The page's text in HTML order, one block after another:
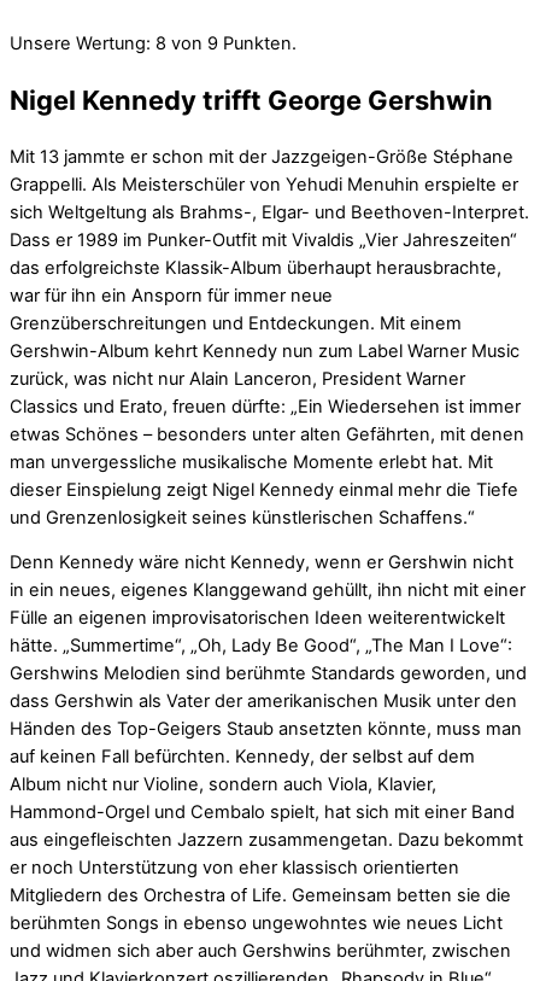
Unsere Wertung: 8 von 9 Punkten.
Nigel Kennedy trifft George Gershwin
Mit 13 jammte er schon mit der Jazzgeigen-Größe Stéphane
Grappelli. Als Meisterschüler von Yehudi Menuhin erspielte er
sich Weltgeltung als Brahms-, Elgar- und Beethoven-Interpret.
Dass er 1989 im Punker-Outfit mit Vivaldis „Vier Jahreszeiten“
das erfolgreichste Klassik-Album überhaupt herausbrachte,
war für ihn ein Ansporn für immer neue
Grenzüberschreitungen und Entdeckungen. Mit einem
Gershwin-Album kehrt Kennedy nun zum Label Warner Music
zurück, was nicht nur Alain Lanceron, President Warner
Classics und Erato, freuen dürfte: „Ein Wiedersehen ist immer
etwas Schönes – besonders unter alten Gefährten, mit denen
man unvergessliche musikalische Momente erlebt hat. Mit
dieser Einspielung zeigt Nigel Kennedy einmal mehr die Tiefe
und Grenzenlosigkeit seines künstlerischen Schaffens.“
Denn Kennedy wäre nicht Kennedy, wenn er Gershwin nicht
in ein neues, eigenes Klanggewand gehüllt, ihn nicht mit einer
Fülle an eigenen improvisatorischen Ideen weiterentwickelt
hätte. „Summertime“, „Oh, Lady Be Good“, „The Man I Love“:
Gershwins Melodien sind berühmte Standards geworden, und
dass Gershwin als Vater der amerikanischen Musik unter den
Händen des Top-Geigers Staub ansetzten könnte, muss man
auf keinen Fall befürchten. Kennedy, der selbst auf dem
Album nicht nur Violine, sondern auch Viola, Klavier,
Hammond-Orgel und Cembalo spielt, hat sich mit einer Band
aus eingefleischten Jazzern zusammengetan. Dazu bekommt
er noch Unterstützung von eher klassisch orientierten
Mitgliedern des Orchestra of Life. Gemeinsam betten sie die
berühmten Songs in ebenso ungewohntes wie neues Licht
und widmen sich aber auch Gershwins berühmter, zwischen